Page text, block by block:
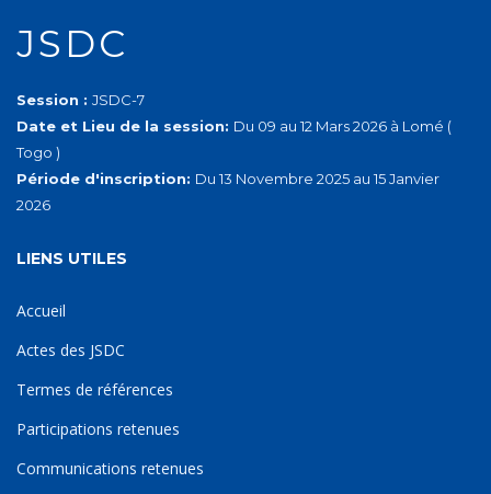
JSDC
Session : JSDC-7
Date et Lieu de la session: Du 09 au 12 Mars 2026 à Lomé (
Togo )
Période d'inscription: Du 13 Novembre 2025 au 15 Janvier
2026
LIENS UTILES
Accueil
Actes des JSDC
Termes de références
Participations retenues
Communications retenues